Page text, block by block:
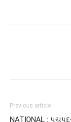
Previous article
NATIONAL :